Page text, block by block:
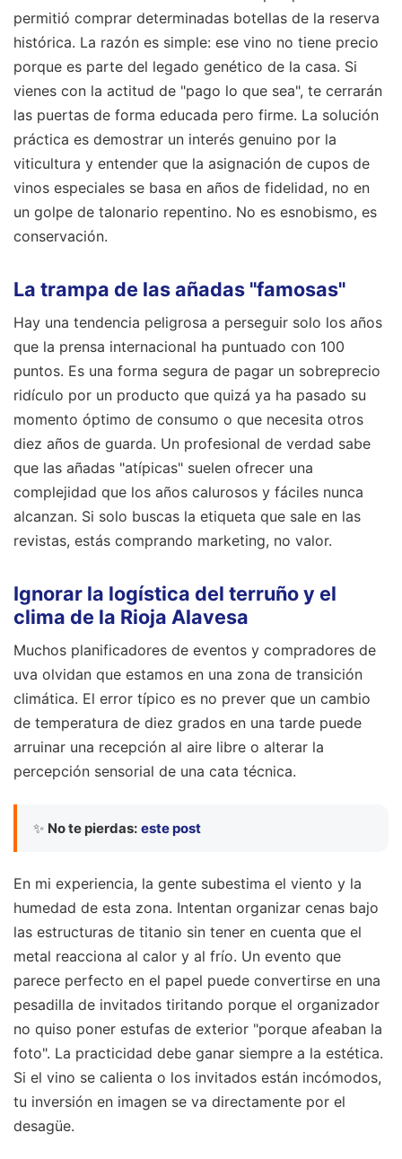
permitió comprar determinadas botellas de la reserva
histórica. La razón es simple: ese vino no tiene precio
porque es parte del legado genético de la casa. Si
vienes con la actitud de "pago lo que sea", te cerrarán
las puertas de forma educada pero firme. La solución
práctica es demostrar un interés genuino por la
viticultura y entender que la asignación de cupos de
vinos especiales se basa en años de fidelidad, no en
un golpe de talonario repentino. No es esnobismo, es
conservación.
La trampa de las añadas "famosas"
Hay una tendencia peligrosa a perseguir solo los años
que la prensa internacional ha puntuado con 100
puntos. Es una forma segura de pagar un sobreprecio
ridículo por un producto que quizá ya ha pasado su
momento óptimo de consumo o que necesita otros
diez años de guarda. Un profesional de verdad sabe
que las añadas "atípicas" suelen ofrecer una
complejidad que los años calurosos y fáciles nunca
alcanzan. Si solo buscas la etiqueta que sale en las
revistas, estás comprando marketing, no valor.
Ignorar la logística del terruño y el
clima de la Rioja Alavesa
Muchos planificadores de eventos y compradores de
uva olvidan que estamos en una zona de transición
climática. El error típico es no prever que un cambio
de temperatura de diez grados en una tarde puede
arruinar una recepción al aire libre o alterar la
percepción sensorial de una cata técnica.
✨ No te pierdas: este post
En mi experiencia, la gente subestima el viento y la
humedad de esta zona. Intentan organizar cenas bajo
las estructuras de titanio sin tener en cuenta que el
metal reacciona al calor y al frío. Un evento que
parece perfecto en el papel puede convertirse en una
pesadilla de invitados tiritando porque el organizador
no quiso poner estufas de exterior "porque afeaban la
foto". La practicidad debe ganar siempre a la estética.
Si el vino se calienta o los invitados están incómodos,
tu inversión en imagen se va directamente por el
desagüe.